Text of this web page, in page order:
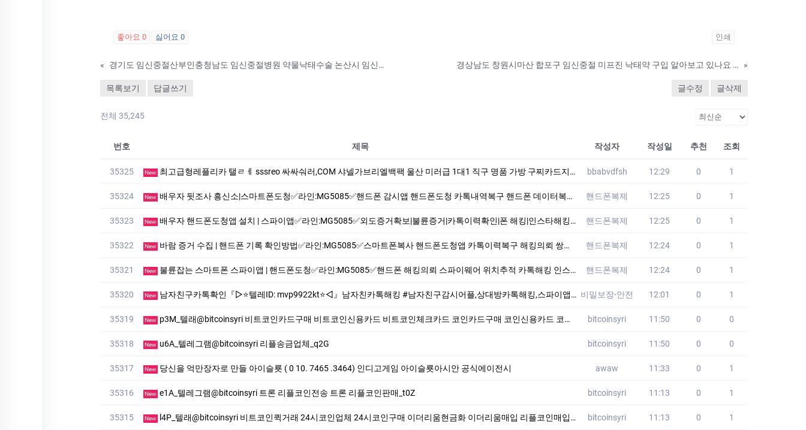
좋아요 0 싫어요 0 인쇄
« 경기도 임신중절산부인충청남도 임신중절병원 약물낙태수술 논산시 임신중절약 비용 미프진 구입방법 임신중절되는약후유증 과 군포시 병원 약물중절/미프진/중절수술 저렴하고 잘하는병원 임신초기낙태알약구매대행 구입상담문의 경상남도 창원시마산 합포구 임신중절 미프진 낙태약 구입 알아보고 있나요 낙­태유도제비용 »
목록보기 답글쓰기 글수정 글삭제
전체 35,245
번호 제목 작성자 작성일 추천 조회
35325 New 최고급형레플리카 탤ㄹㅔ sssreo 싸싸숴러,COM 샤넬가브리엘백팩 울산 미러급 1대1 직구 명품 가방 구찌카드지갑남자 남자명품가방 CEB bbabvdfsh 12:29 0 1
35324 New 배우자 뒷조사 흥신소|스마트폰도청✅라인:MG5085✅핸드폰 감시앱 핸드폰도청 카톡내역복구 핸드폰 데이터복구 위치추적 도청앱 복제폰 스파이앱 쌍둥이폰 핸드폰복제 12:25 0 1
35323 New 배우자 핸드폰도청앱 설치 | 스파이앱✅라인:MG5085✅외도증거확보|불륜증거|카톡이력확인|폰 해킹|인스타해킹|복제폰|주변소리도청|통화녹음|위치추적 쌍둥이폰 핸드폰복제 12:25 0 1
35322 New 바람 증거 수집 | 핸드폰 기록 확인방법✅라인:MG5085✅스마트폰복사 핸드폰도청앱 카톡이력복구 해킹의뢰 쌍둥이폰 주변환경소리도청 카메라해킹 통화녹음 위치추적 핸드폰복제 12:24 0 1
35321 New 불륜잡는 스마트폰 스파이앱 | 핸드폰도청✅라인:MG5085✅핸드폰 해킹의뢰 스파이웨어 위치추적 카톡해킹 인스타해킹 주변소리도청 통화녹음 핸드폰복제 12:24 0 1
35320 New 남자친구카톡확인『▷⭐텔레ID: mvp9922kt⭐◁』남자친카톡해킹 #남자친구감시어플,상대방카톡해킹,스파이앱,인스타그램해킹,카카오톡해킹,스파이앱의뢰.위치추적.스마트폰해킹확인 ✨⎝⎝실시간 데이터 업데이트 최고수준 해커 다수보요 비밀보장-안전 12:01 0 1
35319 New p3M_텔래@bitcoinsyri 비트코인카드구매 비트코인신용카드 비트코인체크카드 코인카드구매 코인신용카드 코인체크카드_h9H bitcoinsyri 11:50 0 0
35318 New u6A_텔레그램@bitcoinsyri 리플송금업체_q2G bitcoinsyri 11:50 0 0
35317 New 당신을 억만장자로 만들 아이슬룟 ( 0 10. 7465 .3464) 인디­고게­임 아이슬룟아시안 공식에이전시 awaw 11:33 0 1
35316 New e1A_텔레그램@bitcoinsyri 트론 리플코인전송 트론 리플코인판매_t0Z bitcoinsyri 11:13 0 1
35315 New l4P_텔래@bitcoinsyri 비트코인퀵거래 24시코인업체 24시코인구매 이더리움현금화 이더리움매입 리플코인매입 리플코인판매 트론리플코인전송_e1D bitcoinsyri 11:13 0 1